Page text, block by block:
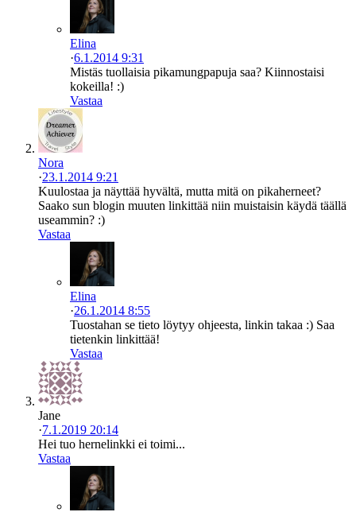
Elina
·6.1.2014 9:31
Mistäs tuollaisia pikamungpapuja saa? Kiinnostaisi
kokeilla! :)
Vastaa
Nora
·23.1.2014 9:21
Kuulostaa ja näyttää hyvältä, mutta mitä on pikaherneet?
Saako sun blogin muuten linkittää niin muistaisin käydä täällä
useammin? :)
Vastaa
Elina
·26.1.2014 8:55
Tuostahan se tieto löytyy ohjeesta, linkin takaa :) Saa
tietenkin linkittää!
Vastaa
Jane
·7.1.2019 20:14
Hei tuo hernelinkki ei toimi...
Vastaa